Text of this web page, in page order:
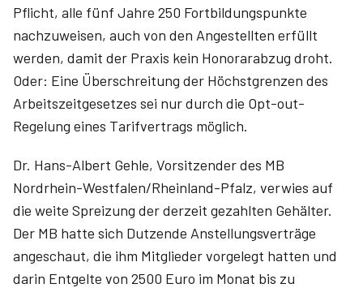
Pflicht, alle fünf Jahre 250 Fortbildungspunkte
nachzuweisen, auch von den Angestellten erfüllt
werden, damit der Praxis kein Honorarabzug droht.
Oder: Eine Überschreitung der Höchstgrenzen des
Arbeitszeitgesetzes sei nur durch die Opt-out-
Regelung eines Tarifvertrags möglich.
Dr. Hans-Albert Gehle, Vorsitzender des MB
Nordrhein-Westfalen/Rheinland-Pfalz, verwies auf
die weite Spreizung der derzeit gezahlten Gehälter.
Der MB hatte sich Dutzende Anstellungsverträge
angeschaut, die ihm Mitglieder vorgelegt hatten und
darin Entgelte von 2500 Euro im Monat bis zu